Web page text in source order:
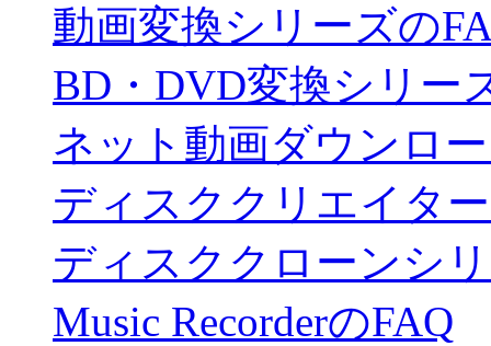
動画変換シリーズの
BD・DVD変換シリー
ネット動画ダウンロ
ディスククリエイタ
ディスククローンシ
Music RecorderのFAQ